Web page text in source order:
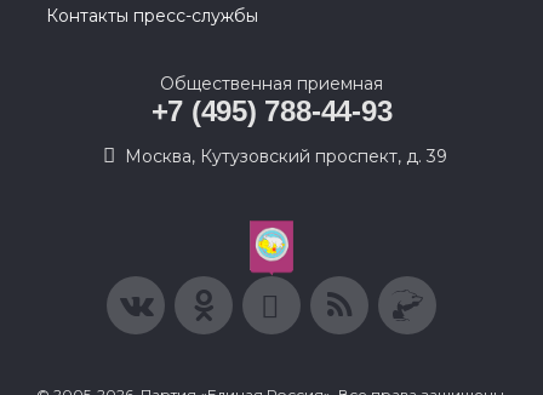
Контакты пресс-службы
Общественная приемная
+7 (495) 788-44-93
Москва, Кутузовский проспект, д. 39